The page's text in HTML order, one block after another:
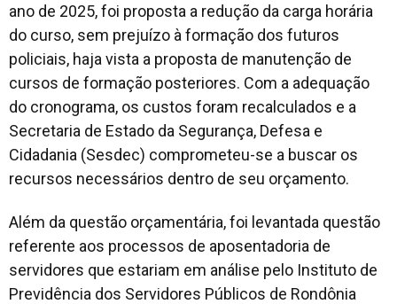
ano de 2025, foi proposta a redução da carga horária
do curso, sem prejuízo à formação dos futuros
policiais, haja vista a proposta de manutenção de
cursos de formação posteriores. Com a adequação
do cronograma, os custos foram recalculados e a
Secretaria de Estado da Segurança, Defesa e
Cidadania (Sesdec) comprometeu-se a buscar os
recursos necessários dentro de seu orçamento.
Além da questão orçamentária, foi levantada questão
referente aos processos de aposentadoria de
servidores que estariam em análise pelo Instituto de
Previdência dos Servidores Públicos de Rondônia